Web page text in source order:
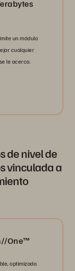
un módulo
cualquier
le acerca.
de nivel de
vinculada a
One™
optimizada